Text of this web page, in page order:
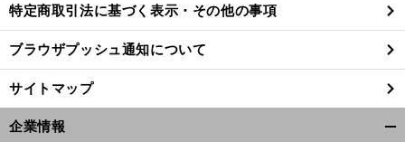
旗
自
」
特定商取引法に基づく表示・その他の事項
ブラウザプッシュ通知について
サイトマップ
企業情報